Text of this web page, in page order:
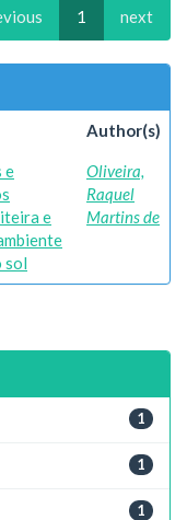
1 next
Author(s)
e
e
sol
Oliveira,
Raquel
Martins de
1
1
1